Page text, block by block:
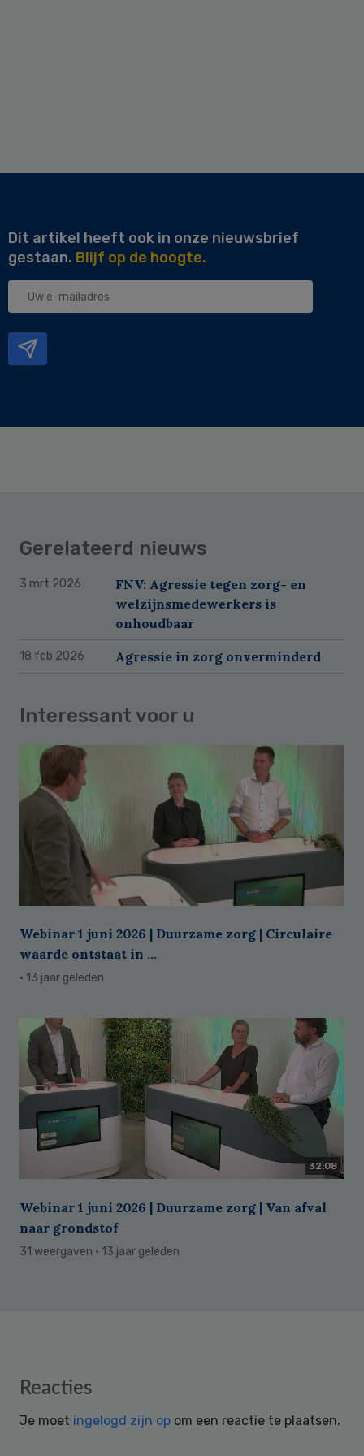
Dit artikel heeft ook in onze nieuwsbrief
gestaan. Blijf op de hoogte.
Uw
Gerelateerd nieuws
3 mrt 2026
FNV: Agressie tegen zorg- en
welzijnsmedewerkers is
onhoudbaar
18 feb 2026 Agressie in zorg onverminderd
Interessant voor u
Webinar 1 juni 2026 | Duurzame zorg | Circulaire
waarde ontstaat in ...
· 13 jaar geleden
32:08
Webinar 1 juni 2026 | Duurzame zorg | Van afval
naar grondstof
31 weergaven · 13 jaar geleden
Reader
Reacties
Je moet ingelogd zijn op om een reactie te plaatsen.